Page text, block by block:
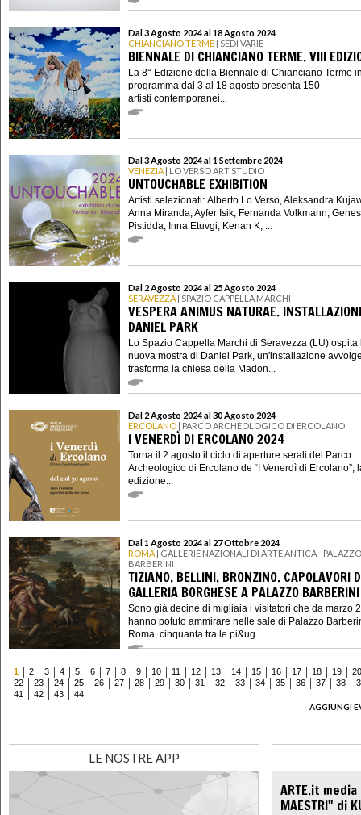
Dal 3 Agosto 2024 al 18 Agosto 2024
CHIANCIANO TERME | SEDI VARIE
BIENNALE DI CHIANCIANO TERME. VIII
La 8° Edizione della Biennale di Chianciano Terme
programma dal 3 al 18 agosto presenta 150
artisti contemporanei...
Dal 3 Agosto 2024 al 1 Settembre 2024
VENEZIA | LO VERSO ART STUDIO
UNTOUCHABLE EXHIBITION
Artisti selezionati: Alberto Lo Verso, Aleksandra
Anna Miranda, Ayfer Isik, Fernanda Volkmann,
Pistidda, Inna Etuvgi, Kenan K, ...
Dal 2 Agosto 2024 al 25 Agosto 2024
SERAVEZZA | SPAZIO CAPPELLA MARCHI
VESPERA ANIMUS NATURAE.
DANIEL PARK
Lo Spazio Cappella Marchi di Seravezza (LU) ospita
nuova mostra di Daniel Park, un'installazione
trasforma la chiesa della Madon...
Dal 2 Agosto 2024 al 30 Agosto 2024
ERCOLANO | PARCO ARCHEOLOGICO DI ERCOLANO
I VENERDÌ DI ERCOLANO 2024
Torna il 2 agosto il ciclo di aperture serali del Parco
Archeologico di Ercolano de “I Venerdì di Ercolano”,
edizione...
Dal 1 Agosto 2024 al 27 Ottobre 2024
ROMA | GALLERIE NAZIONALI DI ARTE ANTICA - PALAZZO
BARBERINI
TIZIANO, BELLINI, BRONZINO. CAPOLAVORI
GALLERIA BORGHESE A PALAZZO BARBERINI
Sono già decine di migliaia i visitatori che da marzo
hanno potuto ammirare nelle sale di Palazzo
Roma, cinquanta tra le pi&ug...
1 2 3 4 5 6 7 8 9 10 11 12 13 14 15 16 17 18 19
20
22
23 24 25 26 27 28 29 30 31 32 33 34 35 36 37 38
41
42 43
44
AGGIUNGI
LE NOSTRE APP
ARTE.it
MAESTRI" di